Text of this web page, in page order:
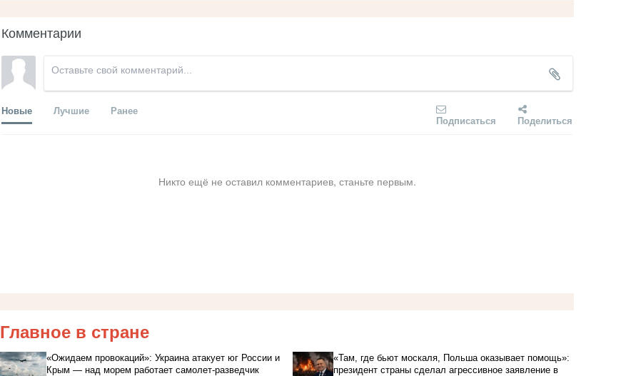
Комментарии
Новые Лучшие Ранее
Подписаться Поделиться
Никто ещё не оставил комментариев, станьте первым.
Главное в стране
«Ожидаем провокаций»: Украина атакует юг России и
Крым — над морем работает самолет-разведчик
«Там, где бьют москаля, Польша оказывает помощь»:
президент страны сделал агрессивное заявление в